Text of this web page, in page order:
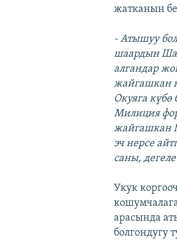
жатканын
- Атышуу
шаардын
алгандар
жайгашкан
Окуяга
Милиция
жайгашкан
эч нерсе
саны,
Укук
арасында
болгондугу